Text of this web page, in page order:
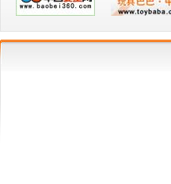
·祝贺我协会5家会员企业获得2018广东
·奉献爱心，精准扶贫——广东婴童协